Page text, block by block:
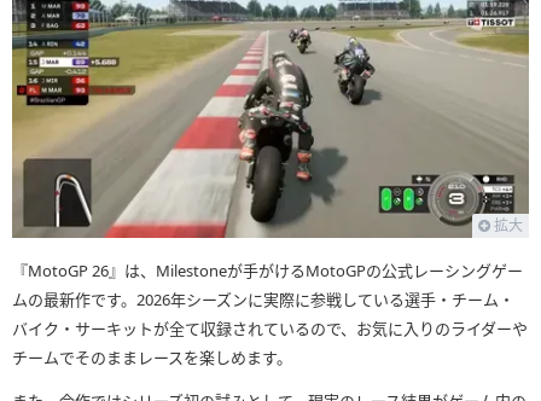
拡大
『MotoGP 26』は、Milestoneが手がけるMotoGPの公式レーシングゲー
ムの最新作です。2026年シーズンに実際に参戦している選手・チーム・
バイク・サーキットが全て収録されているので、お気に入りのライダーや
チームでそのままレースを楽しめます。